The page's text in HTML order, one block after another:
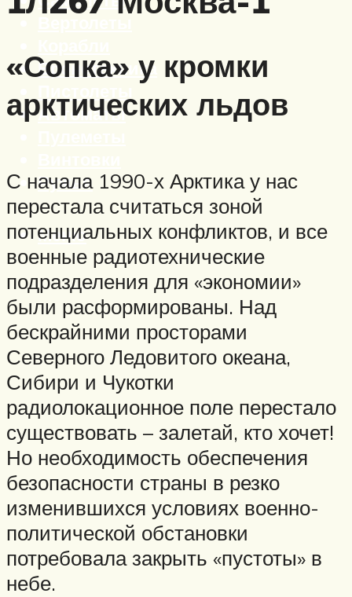
Бронетехника
Автоматы
Ружья
Меню
«Сопка» у кромки
арктических льдов
С начала 1990-х Арктика у нас
перестала считаться зоной
потенциальных конфликтов, и все
военные радиотехнические
подразделения для «экономии»
были расформированы. Над
бескрайними просторами
Северного Ледовитого океана,
Сибири и Чукотки
радиолокационное поле перестало
существовать – залетай, кто хочет!
Но необходимость обеспечения
безопасности страны в резко
изменившихся условиях военно-
политической обстановки
потребовала закрыть «пустоты» в
небе.